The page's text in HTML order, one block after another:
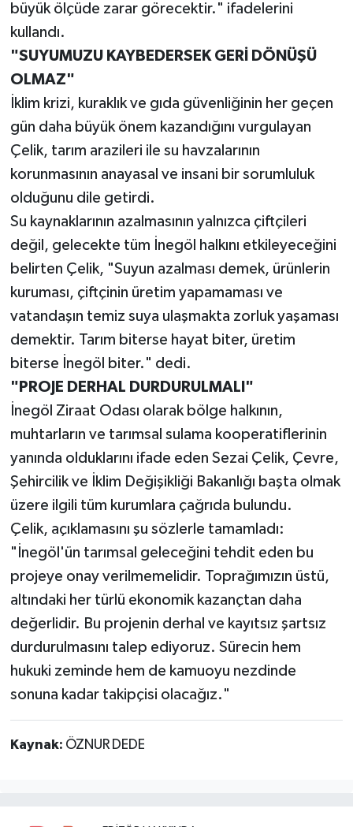
büyük ölçüde zarar görecektir." ifadelerini
kullandı.
"SUYUMUZU KAYBEDERSEK GERİ DÖNÜŞÜ
OLMAZ"
İklim krizi, kuraklık ve gıda güvenliğinin her geçen
gün daha büyük önem kazandığını vurgulayan
Çelik, tarım arazileri ile su havzalarının
korunmasının anayasal ve insani bir sorumluluk
olduğunu dile getirdi.
Su kaynaklarının azalmasının yalnızca çiftçileri
değil, gelecekte tüm İnegöl halkını etkileyeceğini
belirten Çelik, "Suyun azalması demek, ürünlerin
kuruması, çiftçinin üretim yapamaması ve
vatandaşın temiz suya ulaşmakta zorluk yaşaması
demektir. Tarım biterse hayat biter, üretim
biterse İnegöl biter." dedi.
"PROJE DERHAL DURDURULMALI"
İnegöl Ziraat Odası olarak bölge halkının,
muhtarların ve tarımsal sulama kooperatiflerinin
yanında olduklarını ifade eden Sezai Çelik, Çevre,
Şehircilik ve İklim Değişikliği Bakanlığı başta olmak
üzere ilgili tüm kurumlara çağrıda bulundu.
Çelik, açıklamasını şu sözlerle tamamladı:
"İnegöl'ün tarımsal geleceğini tehdit eden bu
projeye onay verilmemelidir. Toprağımızın üstü,
altındaki her türlü ekonomik kazançtan daha
değerlidir. Bu projenin derhal ve kayıtsız şartsız
durdurulmasını talep ediyoruz. Sürecin hem
hukuki zeminde hem de kamuoyu nezdinde
sonuna kadar takipçisi olacağız."
Kaynak: ÖZNUR DEDE